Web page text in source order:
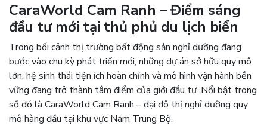
CaraWorld Cam Ranh – Điểm sáng
đầu tư mới tại thủ phủ du lịch biển
Trong bối cảnh thị trường bất động sản nghỉ dưỡng đang
bước vào chu kỳ phát triển mới, những dự án sở hữu quy mô
lớn, hệ sinh thái tiện ích hoàn chỉnh và mô hình vận hành bền
vững đang trở thành tâm điểm của giới đầu tư. Nổi bật trong
số đó là CaraWorld Cam Ranh – đại đô thị nghỉ dưỡng quy
mô hàng đầu tại khu vực Nam Trung Bộ.